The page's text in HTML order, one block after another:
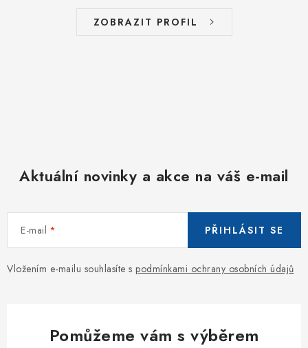
ZOBRAZIT PROFIL
Aktuální novinky a akce na váš e-mail
E-mail
Vložením e-mailu souhlasíte s podmínkami ochrany osobních údajů
PŘIHLÁSIT SE
Pomůžeme vám s výběrem